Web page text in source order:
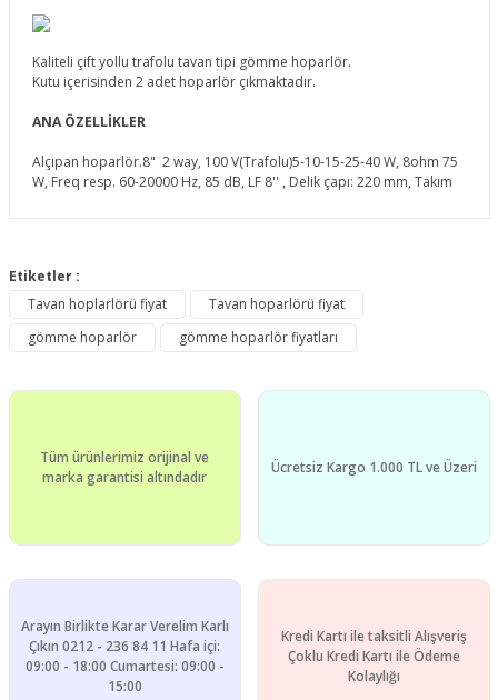
Kaliteli çift yollu trafolu tavan tipi gömme hoparlör.
Kutu içerisinden 2 adet hoparlör çıkmaktadır.
ANA ÖZELLİKLER
Alçıpan hoparlör.8" 2 way, 100 V(Trafolu)5-10-15-25-40 W, 8ohm 75
W, Freq resp. 60-20000 Hz, 85 dB, LF 8'' , Delik çapı: 220 mm, Takım
Yorum Yaz
konularda yetersiz gördüğünüz noktaları öneri formunu
Görüş ve önerileriniz için teşekkür ederiz.
Ürün açıklamasında eksik bilgiler bulunuyor.
Ürün fiyatı diğer sitelerden daha pahalı.
Etiketler :
Tavan hoplarlörü fiyat
Tavan hoparlörü fiyat
gömme hoparlör
gömme hoparlör fiyatları
Tüm ürünlerimiz orijinal ve
marka garantisi altındadır
Ücretsiz Kargo 1.000 TL ve Üzeri
Arayın Birlikte Karar Verelim Karlı
Çıkın 0212 - 236 84 11 Hafa içi:
09:00 - 18:00 Cumartesi: 09:00 -
15:00
Kredi Kartı ile taksitli Alışveriş
Çoklu Kredi Kartı ile Ödeme
Kolaylığı